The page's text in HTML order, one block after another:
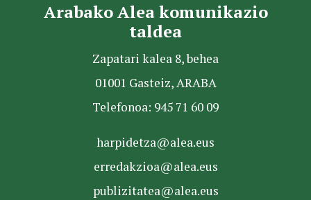
Arabako Alea komunikazio
taldea
Zapatari kalea 8, behea
01001 Gasteiz, ARABA
Telefonoa: 945 71 60 09
harpidetza@alea.eus
erredakzioa@alea.eus
publizitatea@alea.eus